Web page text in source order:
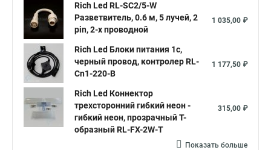
Rich Led RL-SC2/5-W
Разветвитель, 0.6 м, 5 лучей, 2
pin, 2-х проводной
1 035,00 ₽
Rich Led Блоки питания 1с,
черный провод, контролер RL-
Cn1-220-B
1 177,50 ₽
Rich Led Коннектор
трехсторонний гибкий неон -
гибкий неон, прозрачный T-
образный RL-FX-2W-T
315,00 ₽
Показать больше